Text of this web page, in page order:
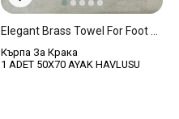
Кърпа За Крака
1 ADET 50X70 AYAK HAVLUSU